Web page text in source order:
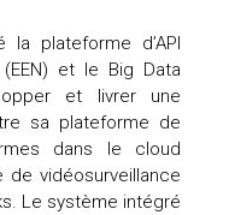
plateforme d’API
(EEN) et le Big Data
et livrer une
sa plateforme de
dans le cloud
de vidéosurveillance
Le système intégré